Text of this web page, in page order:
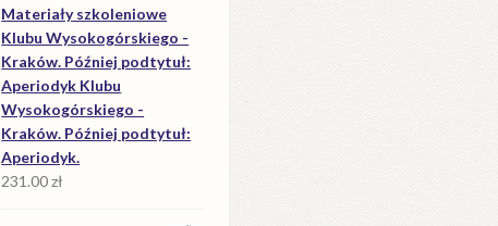
Materiały szkoleniowe
Klubu Wysokogórskiego -
Kraków. Później podtytuł:
Aperiodyk Klubu
Wysokogórskiego -
Kraków. Później podtytuł:
Aperiodyk.
231.00zł